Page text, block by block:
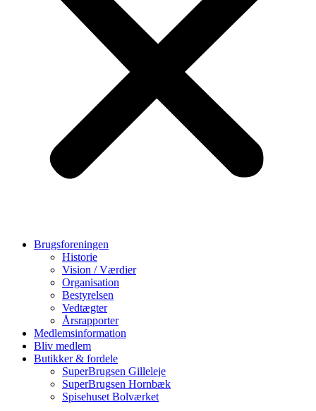
Brugsforeningen
Historie
Vision / Værdier
Organisation
Bestyrelsen
Vedtægter
Årsrapporter
Medlemsinformation
Bliv medlem
Butikker & fordele
SuperBrugsen Gilleleje
SuperBrugsen Hornbæk
Spisehuset Bolværket